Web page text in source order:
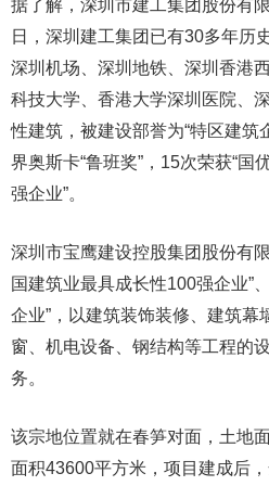
据了解，深圳市建工集团股份有
日，深圳建工集团已有30多年历
深圳机场、深圳地铁、深圳香港
科技大学、香港大学深圳医院、
性建筑，被建设部誉为“特区建筑
界奥斯卡“鲁班奖”，15次荣获“国
强企业”。
深圳市宝鹰建设控股集团股份有
国建筑业最具成长性100强企业”
企业”，以建筑装饰装修、建筑幕
窗、机电设备、钢结构等工程的
务。
该宗地位置就在春笋对面，土地
面积43600平方米，项目建成后